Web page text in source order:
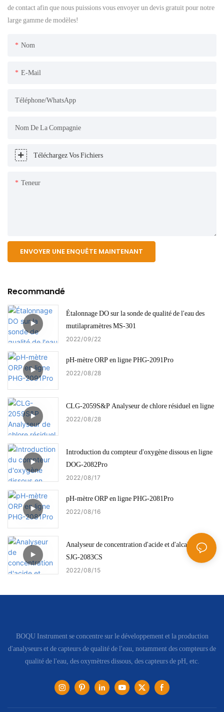
de contact afin que nous puissions vous envoyer un devis gratuit pour notre
large gamme de modèles!
Nom
E-Mail
Téléphone/WhatsApp
Nom De La Compagnie
Téléchargez Vos Fichiers
Teneur
ENVOYER UNE ENQUÊTE MAINTENANT
Recommandé
Étalonnage DO sur la sonde de qualité de l'eau des
mutilapramètres MS-301
2022 09 22
pH-mètre ORP en ligne PHG-2091Pro
2022 08 28
CLG-2059S&P Analyseur de chlore résiduel en ligne
2022 08 28
Introduction du compteur d'oxygène dissous en ligne
DOG-2082Pro
2022 08 17
pH-mètre ORP en ligne PHG-2081Pro
2022 08 16
Analyseur de concentration d'acide et d'alcali en ligne
SJG-2083CS
2022 08 15
BOQU Instrument se concentre sur le développement et la production
d'analyseurs et de capteurs de qualité de l'eau, notamment des compteurs de
qualité de l'eau, des oxymètres dissous, des capteurs de pH, etc.